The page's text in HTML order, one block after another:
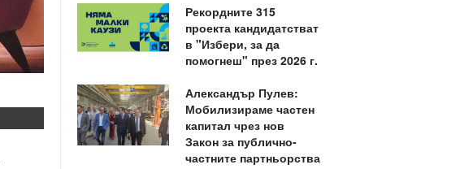
Рекордните 315
проекта кандидатстват
в "Избери, за да
помогнеш" през 2026 г.
Александър Пулев:
Мобилизираме частен
капитал чрез нов
Закон за публично-
частните партньорства